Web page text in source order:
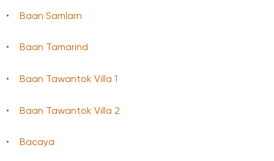
Baan Samlarn
Baan Tamarind
Baan Tawantok Villa 1
Baan Tawantok Villa 2
Bacaya